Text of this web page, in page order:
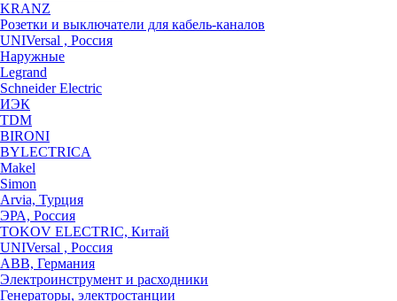
KRANZ
Розетки и выключатели для кабель-каналов
UNIVersal , Россия
Наружные
Legrand
Schneider Electric
ИЭК
TDM
BIRONI
BYLECTRICA
Makel
Simon
Arvia, Турция
ЭРА, Россия
TOKOV ELECTRIC, Китай
UNIVersal , Россия
ABB, Германия
Электроинструмент и расходники
Генераторы, электростанции